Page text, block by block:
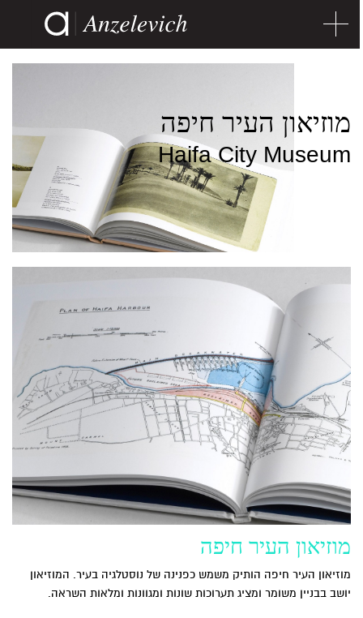
מוזיאון העיר חיפה
Haifa City Museum
מוזיאון העיר חיפה
מוזיאון העיר חיפה הותיק משמש כפנינה של נוסטלגיה בעיר. המוזיאון
יושב בבניין משומר ומציג תערוכות שונות ומגוונות ומלאות השראה.